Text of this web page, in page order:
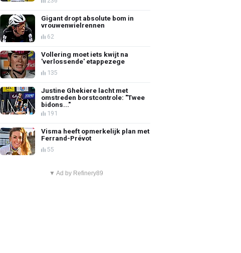
Gigant dropt absolute bom in
vrouwenwielrennen
62
Vollering moet iets kwijt na
'verlossende' etappezege
135
Justine Ghekiere lacht met
omstreden borstcontrole: "Twee
bidons..."
191
Visma heeft opmerkelijk plan met
Ferrand-Prévot
55
▼ Ad by Refinery89